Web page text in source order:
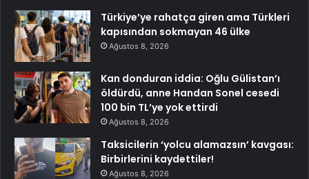
Türkiye’ye rahatça giren ama Türkleri
kapısından sokmayan 46 ülke
Ağustos 8, 2026
Kan donduran iddia: Oğlu Gülistan’ı
öldürdü, anne Handan Sonel cesedi
100 bin TL’ye yok ettirdi
Ağustos 8, 2026
Taksicilerin ‘yolcu alamazsın’ kavgası:
Birbirlerini kaydettiler!
Ağustos 8, 2026